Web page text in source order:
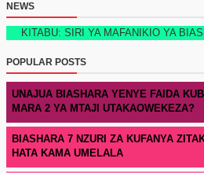
NEWS
SIRI YA MAFANIKIO YA BIASHARA
POPULAR POSTS
UNAJUA BIASHARA YENYE FAIDA
MARA 2 YA MTAJI UTAKAOWEKEZA?
BIASHARA 7 NZURI ZA KUFANYA
HATA KAMA UMELALA